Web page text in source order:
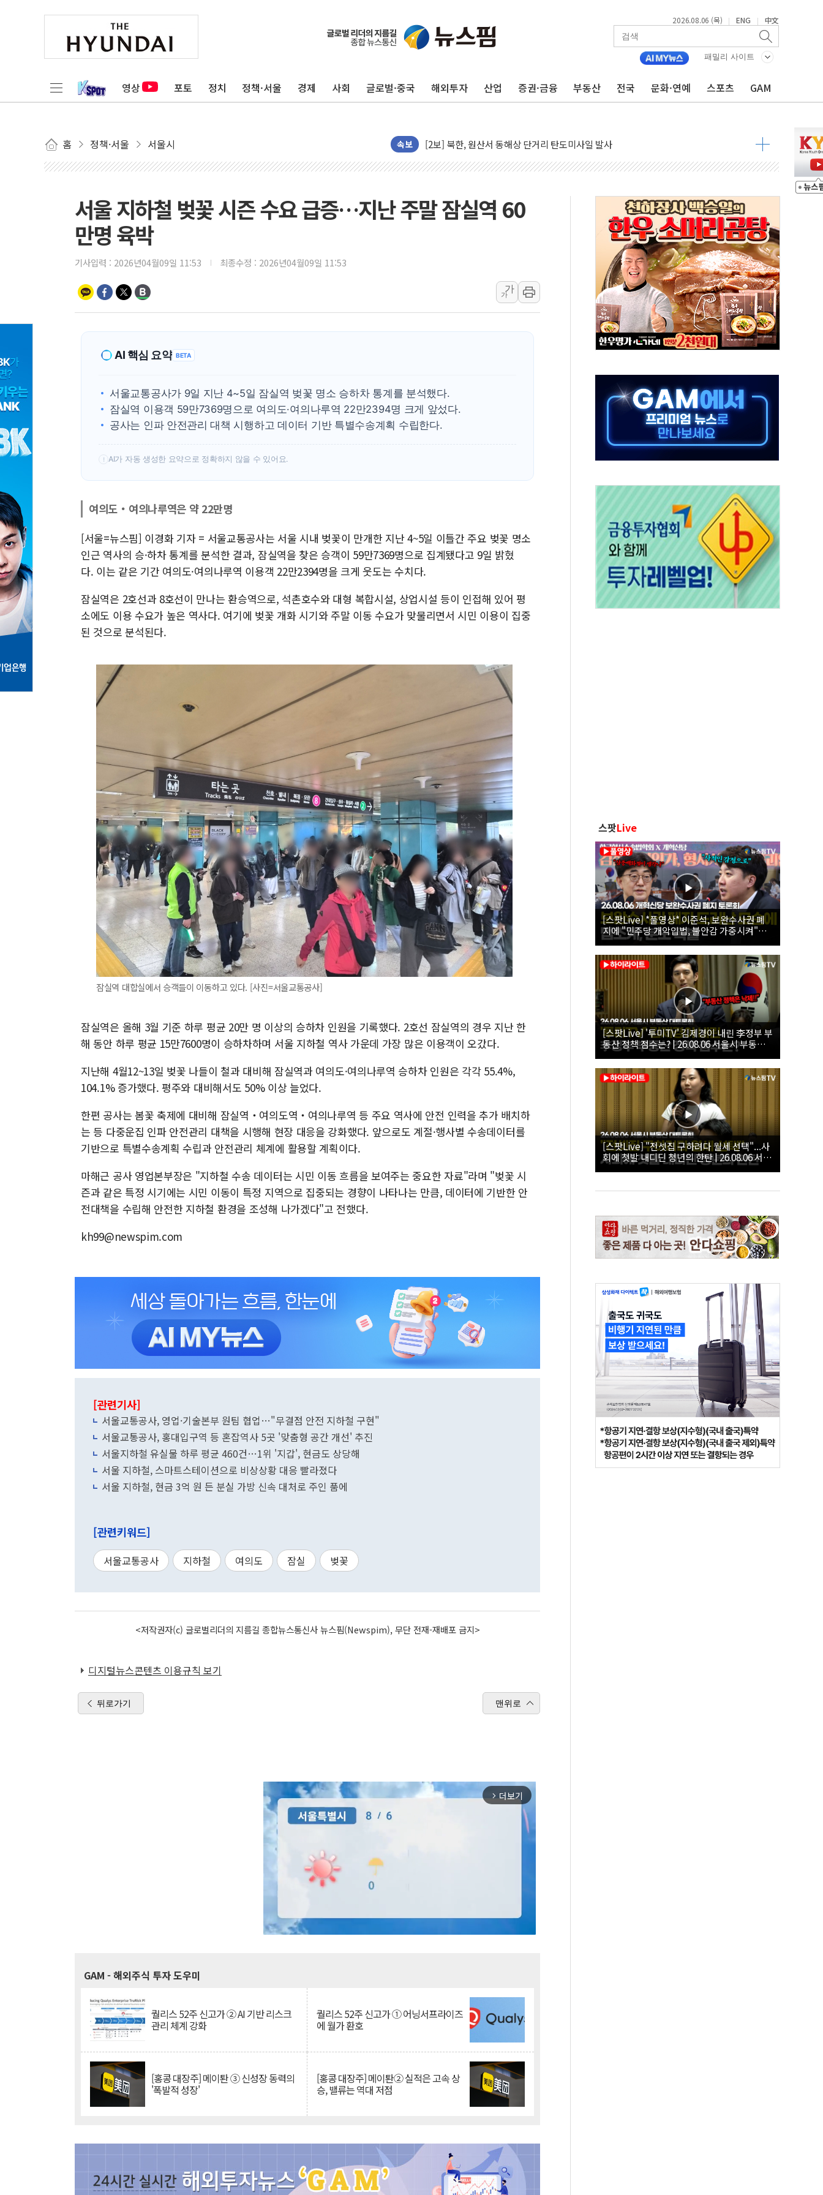
2026.08.06 (목) | ENG | 中文
패밀리 사이트
영상 포토 정치 정책·서울 경제 사회 글로벌·중국 해외투자 산업 증권·금융 부동산 전국 문화·연예 스포츠 GAM
홈 정책·서울 서울시 속보
[코인 시황] 비트코인, ETF 자금 유입에도 박스권…美 암호화폐 법안 처리 여부도 변수
[르포] 39도 폭염 속 잠실 개표소 시위 '62일째'..."대부분 여기서 상주"
빚투·레버리지 줄었지만, 반도체 두 종목에 코스피 '휘청'
양주 가전제품 창고서 화재…차량 3대·건물 1동 전소
종로·중구 오피스 78%가 준공 10년 이상…리뉴얼이 경쟁력 가른다
법원, '관저 이전 봐주기 감사' 유병호 구속적부심 기각
우크라, 러 탄도미사일 공격에 속수무책… 패트리엇 미사일 지원, 작년의 3분의 1
"5.18은 북한 지령" 설교한 목사 불구속 송치
[종합] 특검, '양평' 원희룡 2차 조사…'당정대 회의' 한동훈·방기선 수사도 속도
[내일날씨] 절기상 '입추'에 폭염 절정…서울 한낮 39도
제천 바이오밸리 공장 옥상서 불…30여분 만에 진화
개혁신당 "민주, '盧 수사' 악연으로 형사사법 틀 바꿔…국민 불안감 가중"
CJ온스타일, 2분기 영업익 260억원…전년 比 21.2%↑
AI 연산은 포항, 전력 저장은 영광…지역펀드 9·10호 확정
[IPO] 니어스랩 "피지컬 AI 자율비행 기술로 글로벌 방산 시장 공략"
서울 지하철 벚꽃 시즌 수요 급증…지난 주말 잠실역 60
만명 육박
기사입력 : 2026년04월09일 11:53 최종수정 : 2026년04월09일 11:53
가
가
AI 핵심 요약 BETA
서울교통공사가 9일 지난 4~5일 잠실역 벚꽃 명소 승하차 통계를 분석했다.
잠실역 이용객 59만7369명으로 여의도·여의나루역 22만2394명 크게 앞섰다.
공사는 인파 안전관리 대책 시행하고 데이터 기반 특별수송계획 수립한다.
! AI가 자동 생성한 요약으로 정확하지 않을 수 있어요.
여의도‧여의나루역은 약 22만명
[서울=뉴스핌] 이경화 기자 = 서울교통공사는 서울 시내 벚꽃이 만개한 지난 4~5일 이틀간 주요 벚꽃 명소
인근 역사의 승·하차 통계를 분석한 결과, 잠실역을 찾은 승객이 59만7369명으로 집계됐다고 9일 밝혔
다. 이는 같은 기간 여의도·여의나루역 이용객 22만2394명을 크게 웃도는 수치다.
잠실역은 2호선과 8호선이 만나는 환승역으로, 석촌호수와 대형 복합시설, 상업시설 등이 인접해 있어 평
소에도 이용 수요가 높은 역사다. 여기에 벚꽃 개화 시기와 주말 이동 수요가 맞물리면서 시민 이용이 집중
된 것으로 분석된다.
잠실역 대합실에서 승객들이 이동하고 있다. [사진=서울교통공사]
잠실역은 올해 3월 기준 하루 평균 20만 명 이상의 승하차 인원을 기록했다. 2호선 잠실역의 경우 지난 한
해 동안 하루 평균 15만7600명이 승하차하며 서울 지하철 역사 가운데 가장 많은 이용객이 오갔다.
지난해 4월12~13일 벚꽃 나들이 철과 대비해 잠실역과 여의도·여의나루역 승하차 인원은 각각 55.4%,
104.1% 증가했다. 평주와 대비해서도 50% 이상 늘었다.
한편 공사는 봄꽃 축제에 대비해 잠실역‧여의도역‧여의나루역 등 주요 역사에 안전 인력을 추가 배치하
는 등 다중운집 인파 안전관리 대책을 시행해 현장 대응을 강화했다. 앞으로도 계절·행사별 수송데이터를
기반으로 특별수송계획 수립과 안전관리 체계에 활용할 계획이다.
마해근 공사 영업본부장은 "지하철 수송 데이터는 시민 이동 흐름을 보여주는 중요한 자료"라며 "벚꽃 시
즌과 같은 특정 시기에는 시민 이동이 특정 지역으로 집중되는 경향이 나타나는 만큼, 데이터에 기반한 안
전대책을 수립해 안전한 지하철 환경을 조성해 나가겠다"고 전했다.
kh99@newspim.com
[관련기사]
서울교통공사, 영업·기술본부 원팀 협업…"무결점 안전 지하철 구현"
서울교통공사, 홍대입구역 등 혼잡역사 5곳 '맞춤형 공간 개선' 추진
서울지하철 유실물 하루 평균 460건…1위 '지갑', 현금도 상당해
서울 지하철, 스마트스테이션으로 비상상황 대응 빨라졌다
서울 지하철, 현금 3억 원 든 분실 가방 신속 대처로 주인 품에
[관련키워드]
서울교통공사 지하철 여의도 잠실 벚꽃
<저작권자(c) 글로벌리더의 지름길 종합뉴스통신사 뉴스핌(Newspim), 무단 전재-재배포 금지>
디지털뉴스콘텐츠 이용규칙 보기
뒤로가기 맨위로
arrow_forward_ios 더보기
GAM - 해외주식 투자 도우미
퀄리스 52주 신고가 ② AI 기반 리스크
관리 체계 강화
퀄리스 52주 신고가 ① 어닝서프라이즈
에 월가 환호
[홍콩 대장주] 메이퇀 ③ 신성장 동력의
'폭발적 성장'
[홍콩 대장주] 메이퇀② 실적은 고속 상
승, 밸류는 역대 저점
스팟Live
[스팟Live] *풀영상* 이준석, 보완수사권 폐
지에 "민주당 개악입법, 불안감 가중시켜"｜
26.08.06 개혁신당 보완수사권 폐지 토론회
[스팟Live] '투미TV' 김제경이 내린 李정부 부
동산 정책 점수는? | 26.08.06 서울시 부동산
대토론회
[스팟Live] "전셋집 구하려다 월세 선택"...사
회에 첫발 내디딘 청년의 한탄 | 26.08.06 서울
시 부동산 대토론회